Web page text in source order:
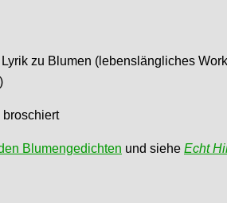
zu Blumen (lebenslängliches
broschiert
Blumengedichten und siehe Echt